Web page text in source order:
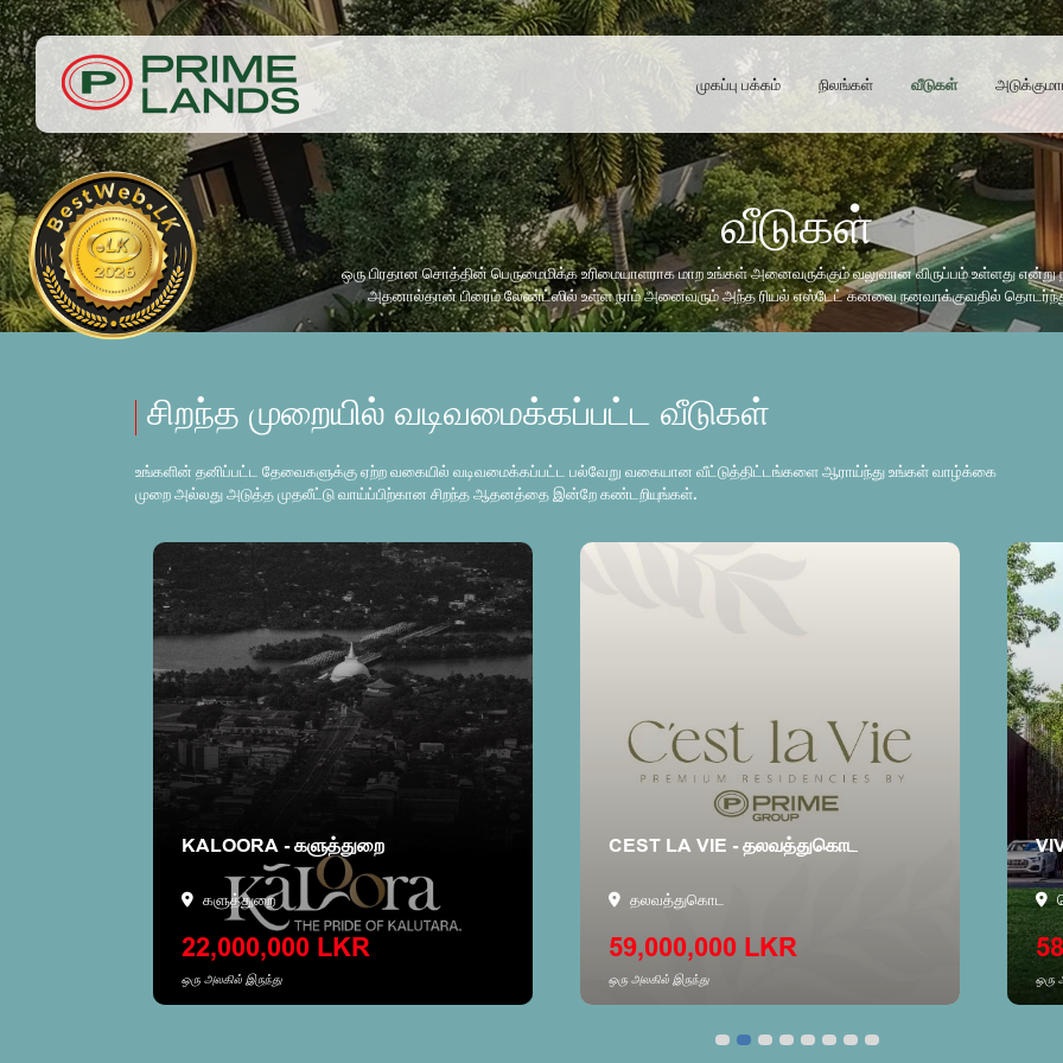
முகப்பு பக்கம் நிலங்கள் வீடுகள்
வீடுகள்
ஒரு பிரதான சொத்தின் பெருமைமிக்க உரிமையாளராக மாற உங்கள் அனைவருக்கும் வலுவான விருப்பம் உள்ளது என்று
அதனால்தான் பிரைம் லேண்ட்ஸில் உள்ள நாம் அனைவரும் அந்த ரியல் எஸ்டேட் கனவை நனவாக்குவதில் தொடர்ந்து
சிறந்த முறையில் வடிவமைக்கப்பட்ட வீடுகள்
உங்களின் தனிப்பட்ட தேவைகளுக்கு ஏற்ற வகையில் வடிவமைக்கப்பட்ட பல்வேறு வகையான வீட்டுத்திட்டங்களை ஆராய்ந்து உங்கள் வாழ்க்கை
முறை அல்லது அடுத்த முதலீட்டு வாய்ப்பிற்கான சிறந்த ஆதனத்தை இன்றே கண்டறியுங்கள்.
KALOORA - களுத்துறை
களுத்துறை
22,000,000 LKR
ஒரு அலகில் இருந்து
CEST LA VIE - தலவத்துகொட
தலவத்துகொட
59,000,000 LKR
ஒரு அலகில் இருந்து
வீட்டை பார்க்க
ஒரு